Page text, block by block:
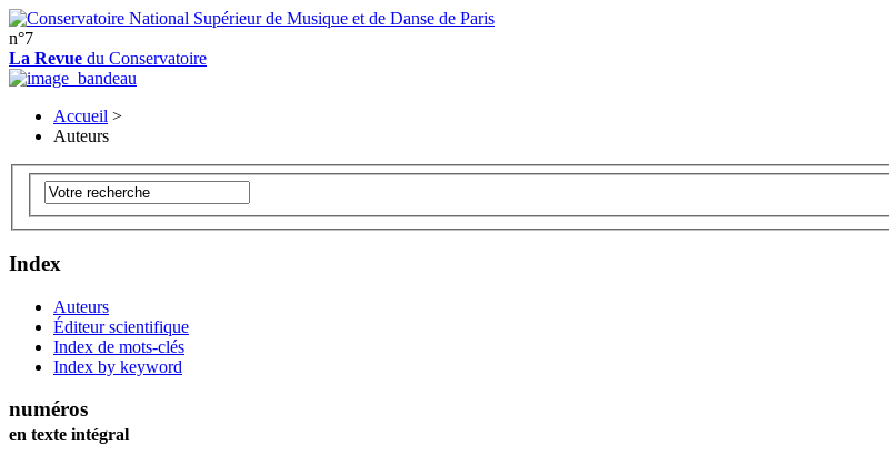
n°7
La Revue du Conservatoire
Accueil >
Auteurs
Index
Auteurs
Éditeur scientifique
Index de mots-clés
Index by keyword
numéros
en texte intégral